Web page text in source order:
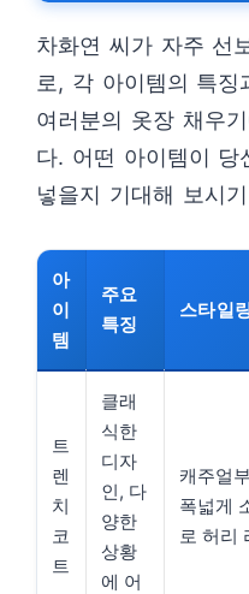
차화연 씨가 자주 선
로, 각 아이템의 특징
여러분의 옷장 채우
다. 어떤 아이템이 당
넣을지 기대해 보시
아
이
템
주요
특징
스타일
트
렌
치
코
트
클래
식한
디자
인, 다
양한
상황
에 어
캐주얼
폭넓게
로 허리